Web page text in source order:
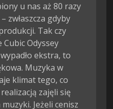
u nas aż 80 razy
zwłaszcza gdyby
Tak czy
Cubic Odyssey
ekstra, to
Muzyka w
klimat tego, co
zajęli się
Jeżeli cenisz